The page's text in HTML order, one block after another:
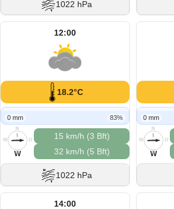
1022 hPa
12:00
18.2°C
0 mm 83%
N
O
S
W
W
15 km/h (3 Bft)
32 km/h (5 Bft)
1022 hPa
0 mm
N
O
S
W
W
14:00